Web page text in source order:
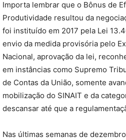
Importa lembrar que o Bônus de
Produtividade resultou da
foi instituído em 2017 pela Lei
envio da medida provisória pelo
Nacional, aprovação da lei,
em instâncias como Supremo
de Contas da União, somente
mobilização do SINAIT e da
descansar até que a
Nas últimas semanas de